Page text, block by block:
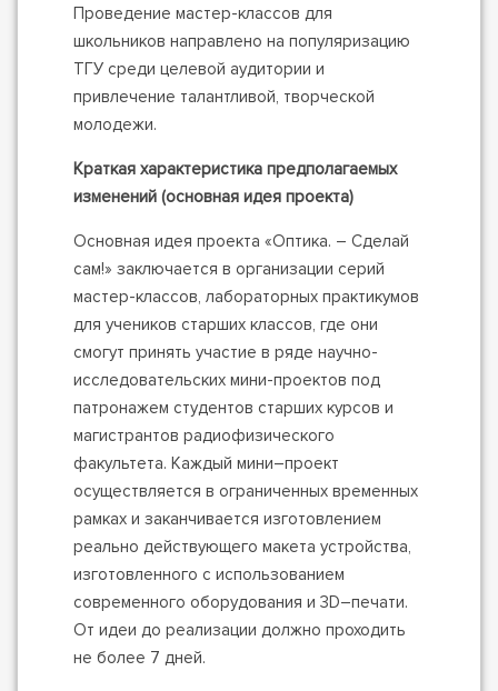
Проведение мастер-классов для
школьников направлено на популяризацию
ТГУ среди целевой аудитории и
привлечение талантливой, творческой
молодежи.
Краткая характеристика предполагаемых
изменений (основная идея проекта)
Основная идея проекта «Оптика. – Сделай
сам!» заключается в организации серий
мастер-классов, лабораторных практикумов
для учеников старших классов, где они
смогут принять участие в ряде научно-
исследовательских мини-проектов под
патронажем студентов старших курсов и
магистрантов радиофизического
факультета. Каждый мини–проект
осуществляется в ограниченных временных
рамках и заканчивается изготовлением
реально действующего макета устройства,
изготовленного с использованием
современного оборудования и 3D–печати.
От идеи до реализации должно проходить
не более 7 дней.